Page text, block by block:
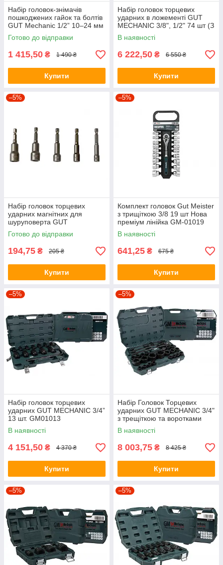
Набір головок-знімачів
пошкоджених гайок та болтів
GUT Mechanic 1/2” 10–24 мм
(13 шт)
Готово до відправки
1 415,50 ₴ 1 490 ₴
Купити
Набір головок торцевих
ударних в ложементі GUT
MECHANIC 3/8", 1/2" 74 шт (З
перехідниками та
подовжувачами)) IST10074
В наявності
6 222,50 ₴ 6 550 ₴
Купити
–5%
Набір головок торцевих
ударних магнітних для
шуруповерта GUT
MECHANIC 1/4”, 6–13 мм, L-
65 мм, 5 шт IMS16135
Готово до відправки
194,75 ₴ 205 ₴
Купити
–5%
Комплект головок Gut Meister
з трищіткою 3/8 19 шт Нова
преміум лінійка GM-01019
В наявності
641,25 ₴ 675 ₴
Купити
–5%
Набір головок торцевих
ударних GUT MECHANIC 3/4”
13 шт. GM01013
В наявності
4 151,50 ₴ 4 370 ₴
Купити
–5%
Набір Головок Торцевих
ударних GUT MECHANIC 3/4"
з трещіткою та воротками
25шт
В наявності
8 003,75 ₴ 8 425 ₴
Купити
–5% –5%